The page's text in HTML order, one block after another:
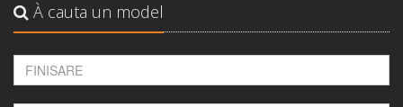
À cauta un model